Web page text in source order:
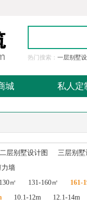
热门搜索： 一层别墅
城 私人定
二层别墅设计图 三层别墅
力墙
㎡ 131-160㎡ 161-
10.1-12m 12.1-14m